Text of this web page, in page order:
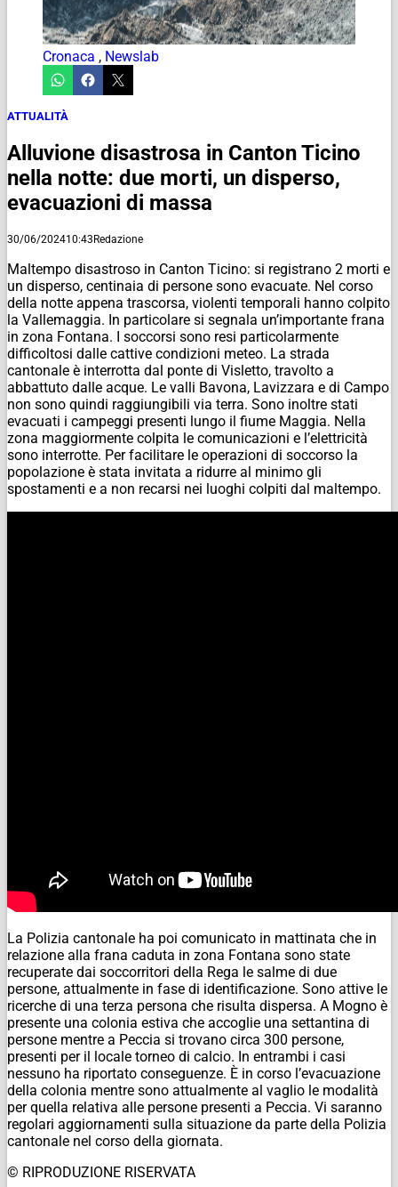
Cronaca , Newslab
ATTUALITÀ
Alluvione disastrosa in Canton Ticino
nella notte: due morti, un disperso,
evacuazioni di massa
30/06/202410:43Redazione
Maltempo disastroso in Canton Ticino: si registrano 2 morti e
un disperso, centinaia di persone sono evacuate. Nel corso
della notte appena trascorsa, violenti temporali hanno colpito
la Vallemaggia. In particolare si segnala un’importante frana
in zona Fontana. I soccorsi sono resi particolarmente
difficoltosi dalle cattive condizioni meteo. La strada
cantonale è interrotta dal ponte di Visletto, travolto a
abbattuto dalle acque. Le valli Bavona, Lavizzara e di Campo
non sono quindi raggiungibili via terra. Sono inoltre stati
evacuati i campeggi presenti lungo il fiume Maggia. Nella
zona maggiormente colpita le comunicazioni e l’elettricità
sono interrotte. Per facilitare le operazioni di soccorso la
popolazione è stata invitata a ridurre al minimo gli
spostamenti e a non recarsi nei luoghi colpiti dal maltempo.
La Polizia cantonale ha poi comunicato in mattinata che in
relazione alla frana caduta in zona Fontana sono state
recuperate dai soccorritori della Rega le salme di due
persone, attualmente in fase di identificazione. Sono attive le
ricerche di una terza persona che risulta dispersa. A Mogno è
presente una colonia estiva che accoglie una settantina di
persone mentre a Peccia si trovano circa 300 persone,
presenti per il locale torneo di calcio. In entrambi i casi
nessuno ha riportato conseguenze. È in corso l’evacuazione
della colonia mentre sono attualmente al vaglio le modalità
per quella relativa alle persone presenti a Peccia. Vi saranno
regolari aggiornamenti sulla situazione da parte della Polizia
cantonale nel corso della giornata.
© RIPRODUZIONE RISERVATA